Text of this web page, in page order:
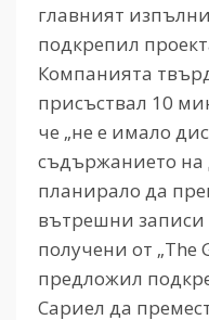
главният
подкрепил
Компанията
присъствал 10
че „не е имало
съдържанието на
планирало да
вътрешни записи
получени от „The
предложил
Сариел да